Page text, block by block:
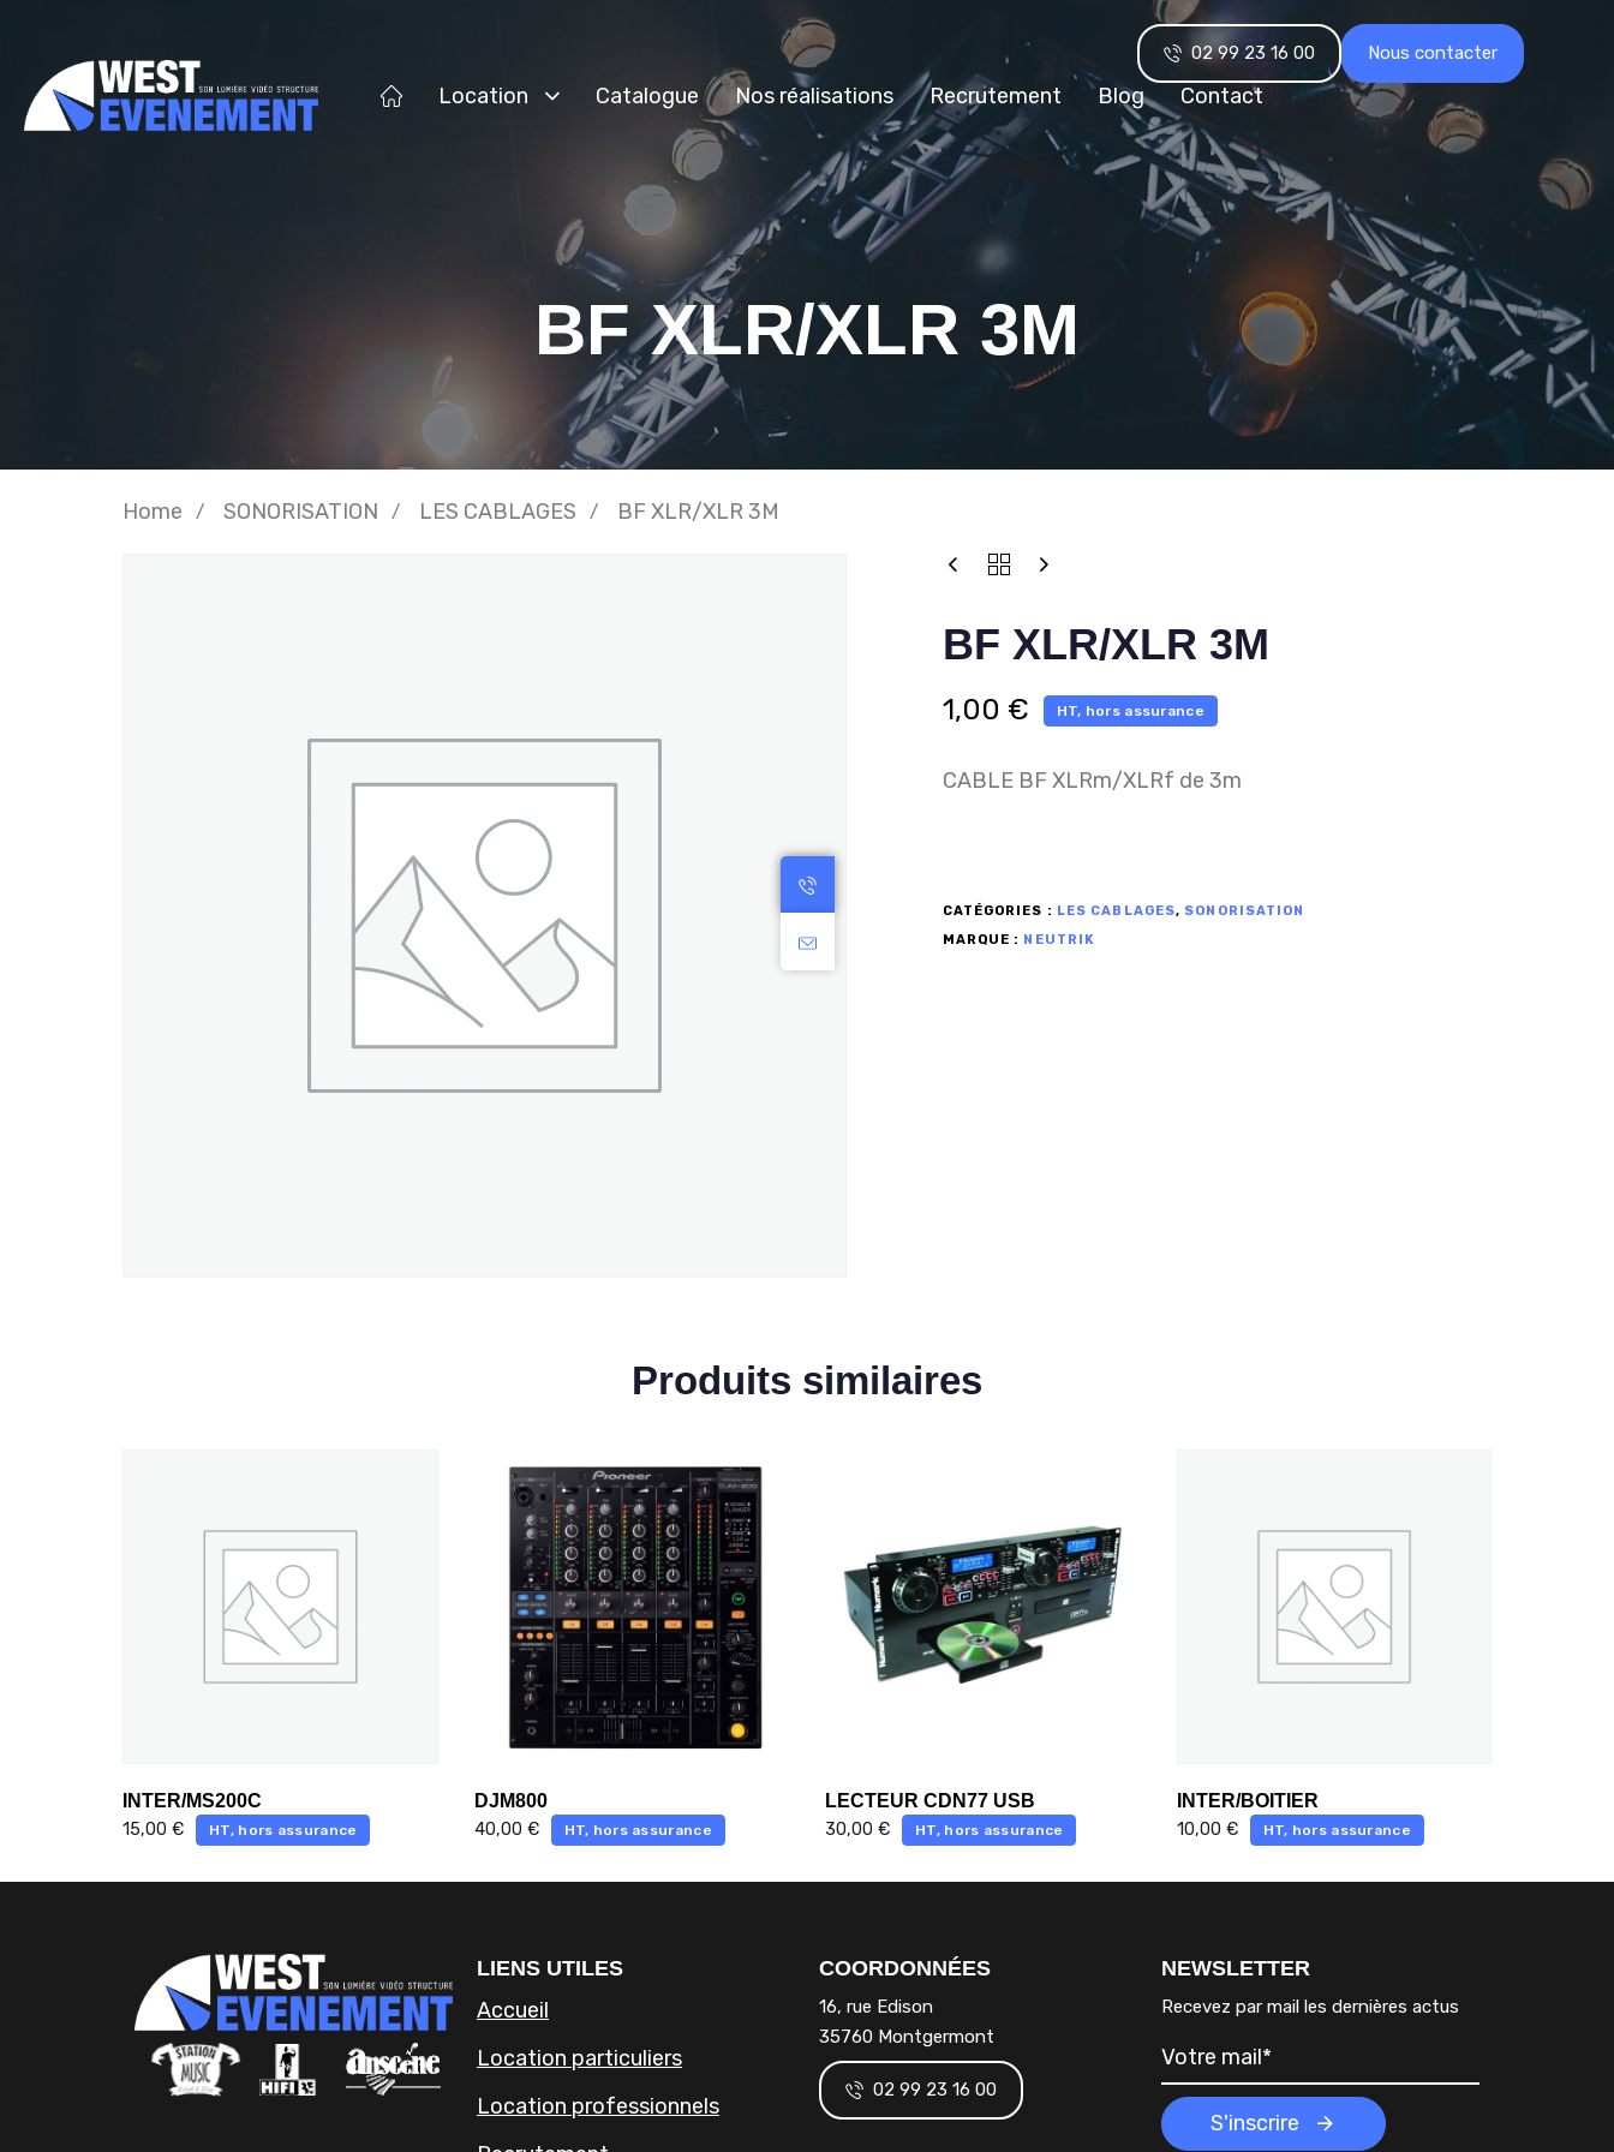
Location Catalogue Nos réalisations Recrutement Blog Contact
02 99 23 16 00 Nous contacter
BF XLR/XLR 3M
Home SONORISATION LES CABLAGES BF XLR/XLR 3M
BF XLR/XLR 3M
1,00 € HT, hors assurance
CABLE BF XLRm/XLRf de 3m
CATÉGORIES : LES CABLAGES, SONORISATION
MARQUE : NEUTRIK
Produits similaires
INTER/MS200C
15,00 € HT, hors assurance
DJM800
40,00 € HT, hors assurance
LECTEUR CDN77 USB
30,00 € HT, hors assurance
INTER/BOITIER
10,00 € HT, hors assurance
LIENS UTILES
Accueil
Location particuliers
Location professionnels
COORDONNÉES
16, rue Edison
35760 Montgermont
02 99 23 16 00
NEWSLETTER
Recevez par mail les dernières actus
S'inscrire